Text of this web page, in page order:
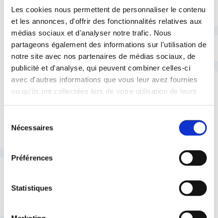
Les cookies nous permettent de personnaliser le contenu
et les annonces, d'offrir des fonctionnalités relatives aux
médias sociaux et d'analyser notre trafic. Nous
partageons également des informations sur l'utilisation de
notre site avec nos partenaires de médias sociaux, de
publicité et d'analyse, qui peuvent combiner celles-ci
avec d'autres informations que vous leur avez fournies
ou qu'ils ont collectées lors de votre utilisation de leurs
Nécessaires
Préférences
Statistiques
À lire aussi
28 juillet |
Sur France Inter, Imane
rentrée